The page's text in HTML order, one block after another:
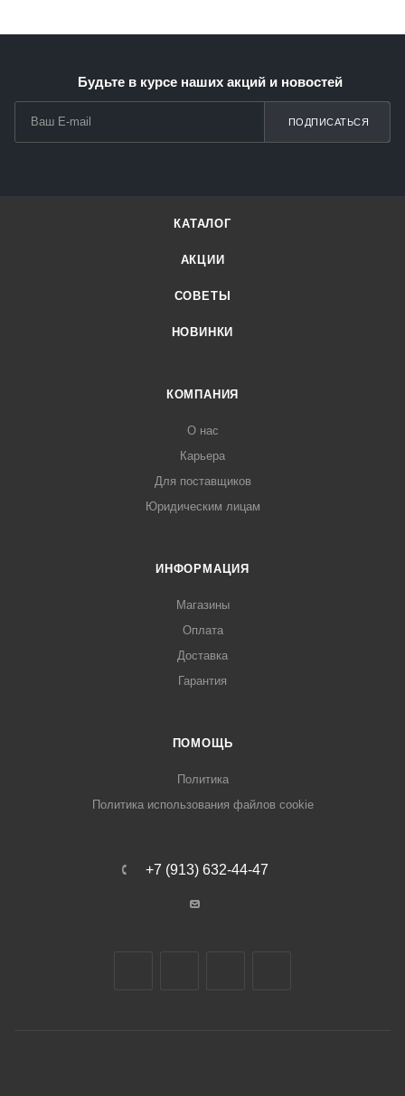
Будьте в курсе наших акций и новостей
ПОДПИСАТЬСЯ
КАТАЛОГ
АКЦИИ
СОВЕТЫ
НОВИНКИ
КОМПАНИЯ
О нас
Карьера
Для поставщиков
Юридическим лицам
ИНФОРМАЦИЯ
Магазины
Оплата
Доставка
Гарантия
ПОМОЩЬ
Политика
Политика использования файлов cookie
+7 (913) 632-44-47